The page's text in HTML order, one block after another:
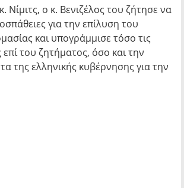
ο κ. Βενιζέλος του ζήτησε να
για την επίλυση του
και υπογράμμισε τόσο τις
επί του ζητήματος, όσο και την
της ελληνικής κυβέρνησης για την